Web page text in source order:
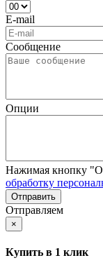
E-mail
Сообщение
Опции
Нажимая кнопку
обработку
Отправляем
×
Купить в 1 клик